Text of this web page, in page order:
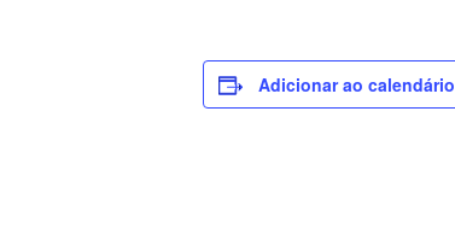
Adicionar ao calendário